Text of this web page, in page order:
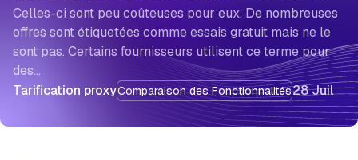
Tarification proxyComparaison des Fonctionnalités28 Juil
Celles-ci sont peu coûteuses pour eux. De nombreuses
offres sont étiquetées comme essais gratuit mais ne le
sont pas. Certains fournisseurs utilisent ce terme pour
des…